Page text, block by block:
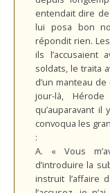
entendait dire
lui posa bon
répondit rien.
ils l’accusaient
soldats, le traita
d’un manteau
jour-là,
qu’auparavant il
convoqua les
:
A. « Vous
d’introduire la
instruit l’affaire